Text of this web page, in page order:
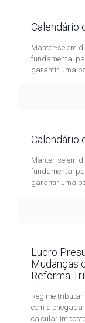
Calendário
Manter-se em
fundamental
garantir uma
Calendário
Manter-se em
fundamental
garantir uma
Lucro
Mudanças
Reforma
Regime
com a chegada
calcular